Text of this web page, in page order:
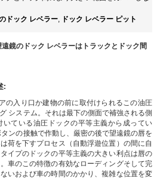
ドック レベラー, ドック レベラー ピット
鏡のドック レベラーはトラックとドック間
:
の入り口か建物の前に取付けられるこの油圧
システム。それは最下の側面で補強される側
ている油圧ドックの平等主義から成ってい
ンの接触で作動し、厳密の後で望遠鏡の唇を
荷を下すプロセス（自動浮遊位置）の間に自
イプのドックの平等主義の大きい利点は唇の
車のこの特徴の有効なローディングそして完
いおよび車の時間のかかり、複雑な位置を変